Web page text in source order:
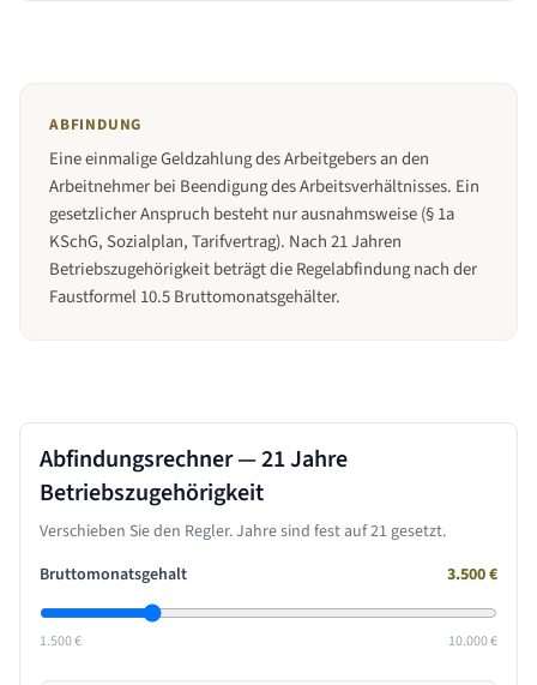
ABFINDUNG
Eine einmalige Geldzahlung des Arbeitgebers an den
Arbeitnehmer bei Beendigung des Arbeitsverhältnisses. Ein
gesetzlicher Anspruch besteht nur ausnahmsweise (§ 1a
KSchG, Sozialplan, Tarifvertrag). Nach 21 Jahren
Betriebszugehörigkeit beträgt die Regelabfindung nach der
Faustformel 10.5 Bruttomonatsgehälter.
Abfindungsrechner —21 Jahre
Betriebszugehörigkeit
Verschieben Sie den Regler. Jahre sind fest auf21 gesetzt.
Bruttomonatsgehalt
3.500€
1.500 € 10.000 €